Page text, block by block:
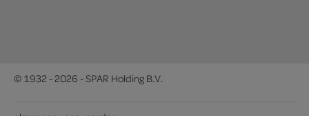
© 1932 - 2026 - SPAR Holding B.V.